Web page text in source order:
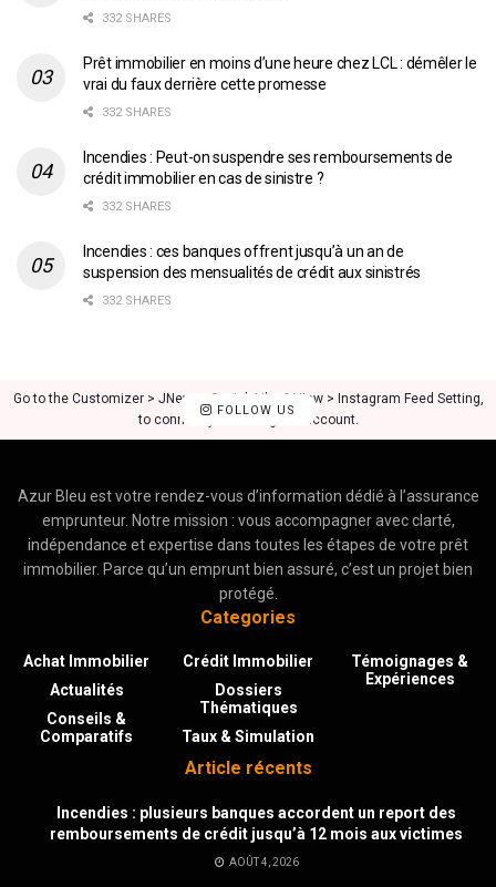
332 SHARES
Prêt immobilier en moins d’une heure chez LCL : démêler le
vrai du faux derrière cette promesse
332 SHARES
Incendies : Peut-on suspendre ses remboursements de
crédit immobilier en cas de sinistre ?
332 SHARES
Incendies : ces banques offrent jusqu’à un an de
suspension des mensualités de crédit aux sinistrés
332 SHARES
FOLLOW US
Go to the Customizer > JNews : Social, Like & View > Instagram Feed Setting,
to connect your Instagram account.
Azur Bleu est votre rendez-vous d’information dédié à l’assurance
emprunteur. Notre mission : vous accompagner avec clarté,
indépendance et expertise dans toutes les étapes de votre prêt
immobilier. Parce qu’un emprunt bien assuré, c’est un projet bien
protégé.
Categories
Achat Immobilier
Actualités
Conseils &
Comparatifs
Crédit Immobilier
Dossiers
Thématiques
Taux & Simulation
Témoignages &
Expériences
Article récents
Incendies : plusieurs banques accordent un report des
remboursements de crédit jusqu’à 12 mois aux victimes
AOÛT 4, 2026